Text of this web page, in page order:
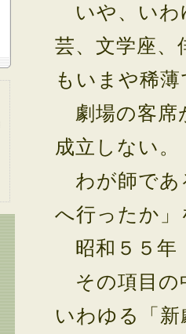
いや、いわ
芸、文学座
もいまや稀
劇場の客席
成立しない。
わが師であ
へ行ったか
昭和５５年
その項目の
いわゆる「